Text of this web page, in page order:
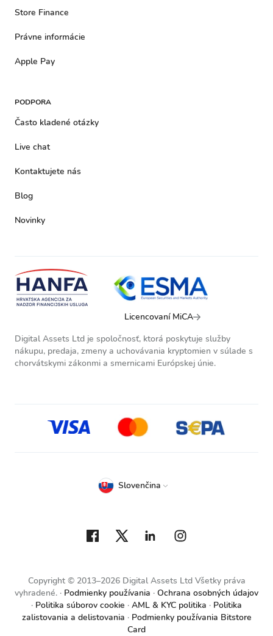
Store Finance
Právne informácie
Apple Pay
PODPORA
Často kladené otázky
Live chat
Kontaktujete nás
Blog
Novinky
Licencovaní MiCA
Digital Assets Ltd je spoločnosť, ktorá poskytuje služby
nákupu, predaja, zmeny a uchovávania kryptomien v súlade s
chorvátskymi zákonmi a smernicami Európskej únie.
Copyright © 2013–2026 Digital Assets Ltd Všetky práva
vyhradené.
Podmienky používania
Ochrana osobných údajov
Politika súborov cookie
AML & KYC politika
Politika
zalistovania a delistovania
Podmienky používania Bitstore
Card
Slovenčina